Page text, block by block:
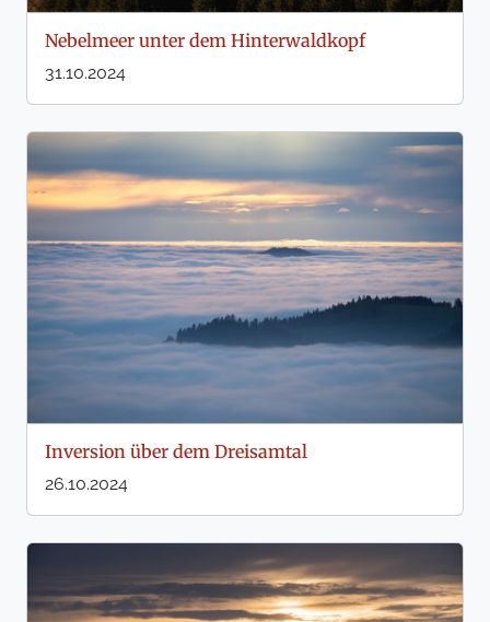
Nebelmeer unter dem Hinterwaldkopf
31.10.2024
Inversion über dem Dreisamtal
26.10.2024